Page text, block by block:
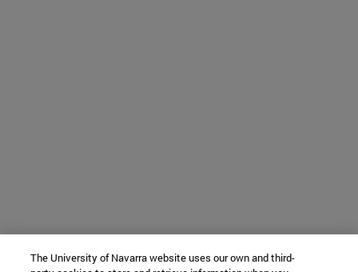
The University of Navarra website uses our own and third-